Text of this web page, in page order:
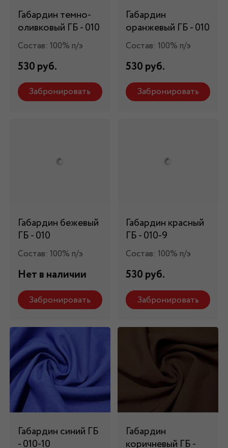
Габардин темно-
оливковый ГБ - 010
Состав: 100% п/э
530 руб.
Забронировать
Габардин
оранжевый ГБ - 010
Состав: 100% п/э
530 руб.
Забронировать
Габардин бежевый
ГБ - 010
Состав: 100% п/э
Нет в наличии
Забронировать
Габардин красный
ГБ - 010-9
Состав: 100% п/э
530 руб.
Забронировать
Габардин синий ГБ
- 010-10
Габардин
коричневый ГБ -